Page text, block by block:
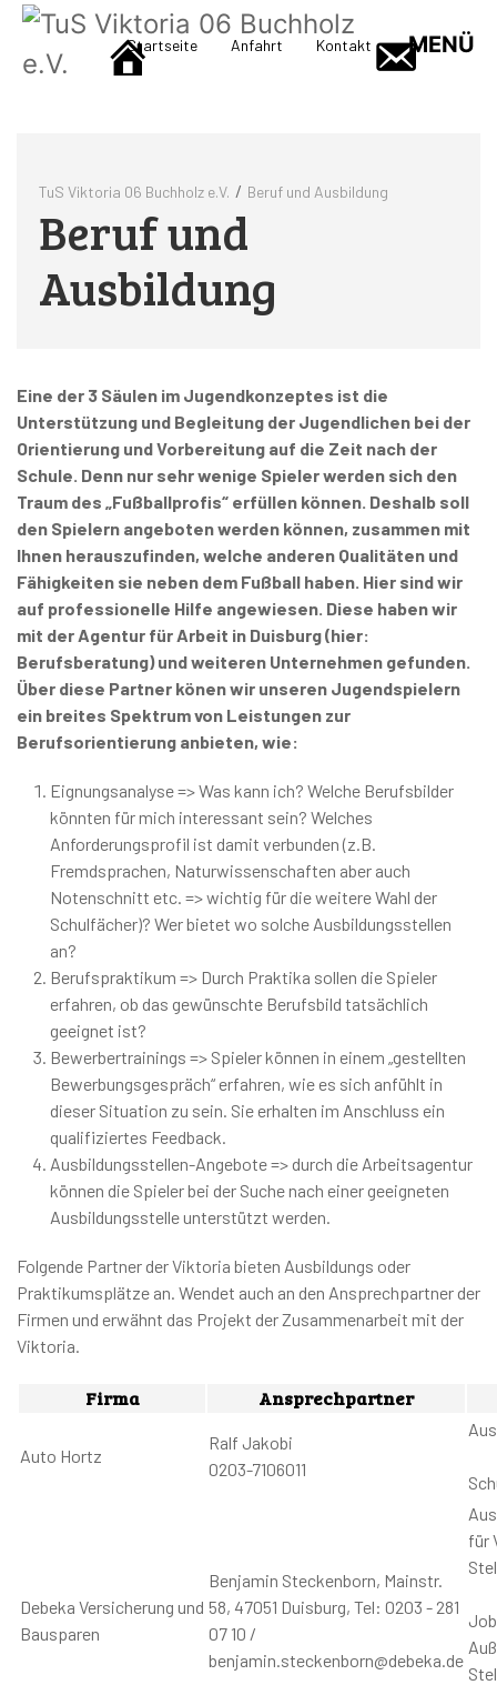
Startseite Anfahrt Kontakt MENÜ
TuS Viktoria 06 Buchholz e.V. / Beruf und Ausbildung
Beruf und
Ausbildung
Eine der 3 Säulen im Jugendkonzeptes ist die
Unterstützung und Begleitung der Jugendlichen bei der
Orientierung und Vorbereitung auf die Zeit nach der
Schule. Denn nur sehr wenige Spieler werden sich den
Traum des „Fußballprofis“ erfüllen können. Deshalb soll
den Spielern angeboten werden können, zusammen mit
Ihnen herauszufinden, welche anderen Qualitäten und
Fähigkeiten sie neben dem Fußball haben. Hier sind wir
auf professionelle Hilfe angewiesen. Diese haben wir
mit der Agentur für Arbeit in Duisburg (hier:
Berufsberatung) und weiteren Unternehmen gefunden.
Über diese Partner könen wir unseren Jugendspielern
ein breites Spektrum von Leistungen zur
Berufsorientierung anbieten, wie:
Eignungsanalyse => Was kann ich? Welche Berufsbilder
könnten für mich interessant sein? Welches
Anforderungsprofil ist damit verbunden (z.B.
Fremdsprachen, Naturwissenschaften aber auch
Notenschnitt etc. => wichtig für die weitere Wahl der
Schulfächer)? Wer bietet wo solche Ausbildungsstellen
an?
Berufspraktikum => Durch Praktika sollen die Spieler
erfahren, ob das gewünschte Berufsbild tatsächlich
geeignet ist?
Bewerbertrainings => Spieler können in einem „gestellten
Bewerbungsgespräch“ erfahren, wie es sich anfühlt in
dieser Situation zu sein. Sie erhalten im Anschluss ein
qualifiziertes Feedback.
Ausbildungsstellen-Angebote => durch die Arbeitsagentur
können die Spieler bei der Suche nach einer geeigneten
Ausbildungsstelle unterstützt werden.
Folgende Partner der Viktoria bieten Ausbildungs oder
Praktikumsplätze an. Wendet auch an den Ansprechpartner der
Firmen und erwähnt das Projekt der Zusammenarbeit mit der
Viktoria.
Firma Ansprechpartner
Auto Hortz
Ralf Jakobi
0203-7106011
Debeka Versicherung und
Bausparen
Benjamin Steckenborn, Mainstr.
58, 47051 Duisburg, Tel: 0203 - 281
07 10 /
benjamin.steckenborn@debeka.de
für